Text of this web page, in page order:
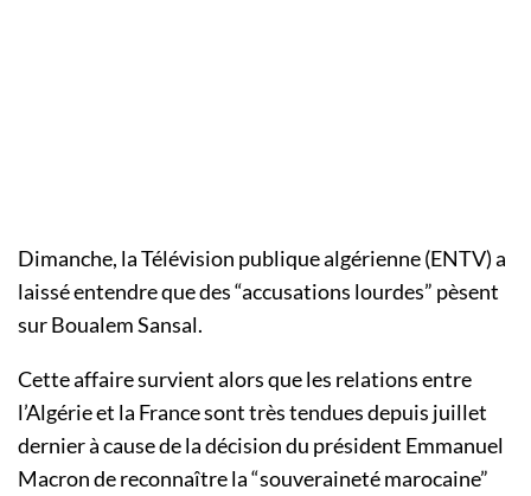
Dimanche, la Télévision publique algérienne (ENTV) a
laissé entendre que des “accusations lourdes” pèsent
sur Boualem Sansal.
Cette affaire survient alors que les relations entre
l’Algérie et la France sont très tendues depuis juillet
dernier à cause de la décision du président Emmanuel
Macron de reconnaître la “souveraineté marocaine”